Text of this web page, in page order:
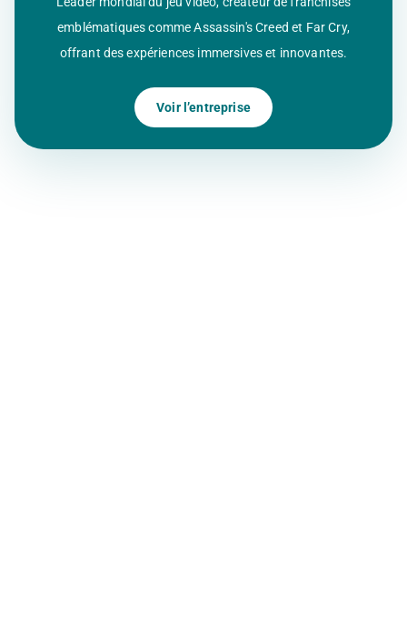
emblématiques comme Assassin's Creed et Far Cry,
offrant des expériences immersives et innovantes.
Voir l’entreprise